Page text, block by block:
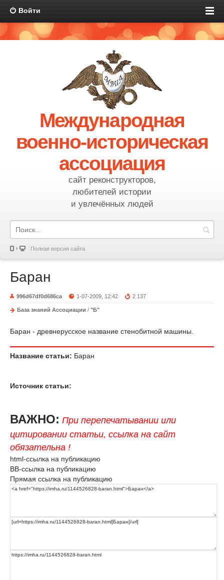
Войти
Международная
военно-историческая
ассоциация
сайт реконструкторов,
любителей истории
и увлечённых людей
Полная версия сайта
Баран
996d67df0d686ca 1-07-2009, 12:42 2 137
База знаний Ассоциации / "Б"
Баран - древнерусское название стенобитной машины.
Название статьи: Баран
Источник статьи:
ВАЖНО: При перепечатывании или
цитировании статьи, ссылка на сайт
обязательна !
html-ссылка на публикацию
BB-ссылка на публикацию
Прямая ссылка на публикацию